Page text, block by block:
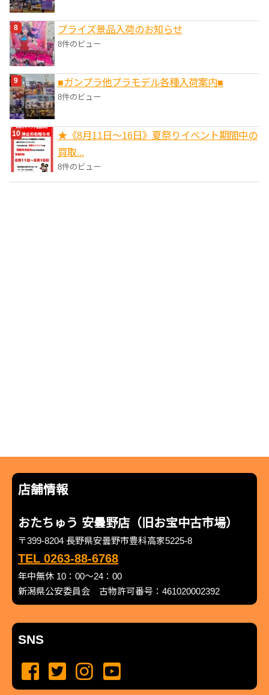
プライズ景品入荷のお知らせ
8件のビュー
■ガンプラ他プラモデル各種入荷案内■
8件のビュー
★《8月11日～16日》夏祭りイベント期間中の
買取...
8件のビュー
店舗情報
おたちゅう 安曇野店（旧お宝中古市場）
〒399-8204 長野県安曇野市豊科高家5225-8
TEL 0263-88-6768
年中無休 10：00～24：00
新潟県公安委員会 古物許可番号：461020002392
SNS